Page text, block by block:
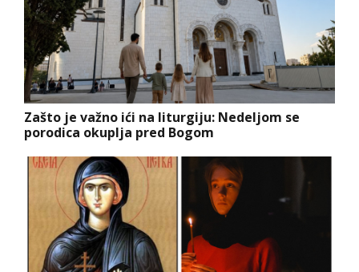
Zašto je važno ići na liturgiju: Nedeljom se
porodica okuplja pred Bogom